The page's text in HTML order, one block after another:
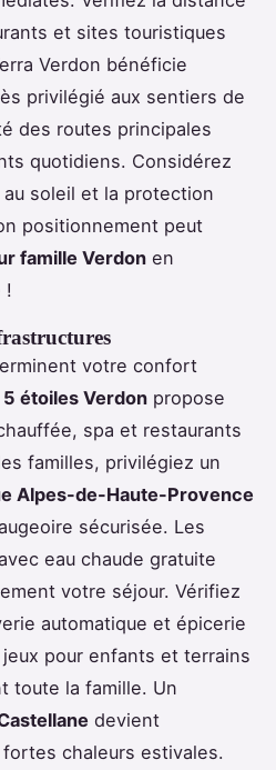
et sites touristiques
Verdon bénéficie
privilégié aux sentiers de
des routes principales
quotidiens. Considérez
soleil et la protection
positionnement peut
famille Verdon en
!
votre confort
étoiles Verdon propose
spa et restaurants
familles, privilégiez un
Alpes-de-Haute-Provence
sécurisée. Les
eau chaude gratuite
votre séjour. Vérifiez
automatique et épicerie
pour enfants et terrains
toute la famille. Un
devient
chaleurs estivales.